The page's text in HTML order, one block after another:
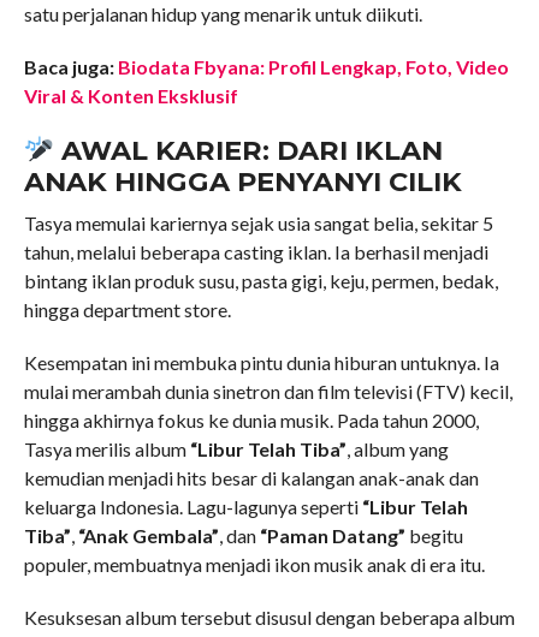
satu perjalanan hidup yang menarik untuk diikuti.
Baca juga: Biodata Fbyana: Profil Lengkap, Foto, Video
Viral & Konten Eksklusif
AWAL KARIER: DARI IKLAN
ANAK HINGGA PENYANYI CILIK
Tasya memulai kariernya sejak usia sangat belia, sekitar 5
tahun, melalui beberapa casting iklan. Ia berhasil menjadi
bintang iklan produk susu, pasta gigi, keju, permen, bedak,
hingga department store.
Kesempatan ini membuka pintu dunia hiburan untuknya. Ia
mulai merambah dunia sinetron dan film televisi (FTV) kecil,
hingga akhirnya fokus ke dunia musik. Pada tahun 2000,
Tasya merilis album “Libur Telah Tiba” , album yang
kemudian menjadi hits besar di kalangan anak-anak dan
keluarga Indonesia. Lagu-lagunya seperti “Libur Telah
Tiba” “Anak Gembala” , dan “Paman Datang” begitu
populer, membuatnya menjadi ikon musik anak di era itu.
Kesuksesan album tersebut disusul dengan beberapa album